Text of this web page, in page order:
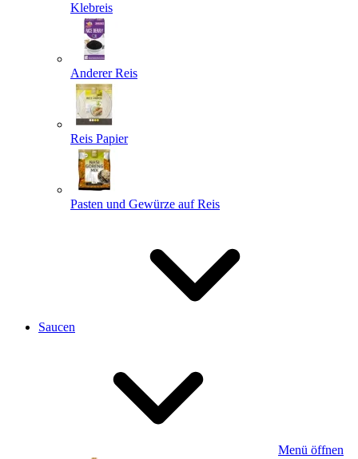
Klebreis
Anderer Reis
Reis Papier
Pasten und Gewürze auf Reis
Saucen
Menü öffnen